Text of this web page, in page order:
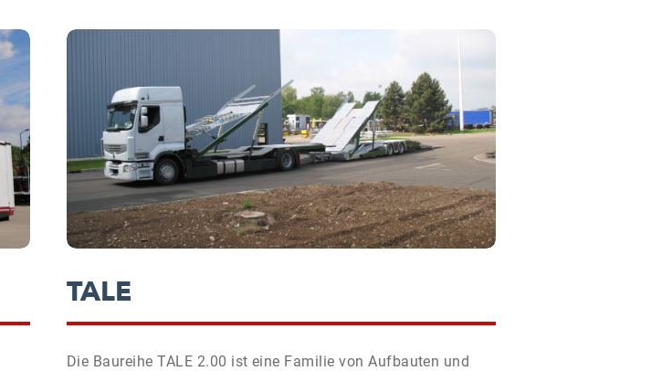
TALE
Die Baureihe TALE 2.00 ist eine Familie von Aufbauten und